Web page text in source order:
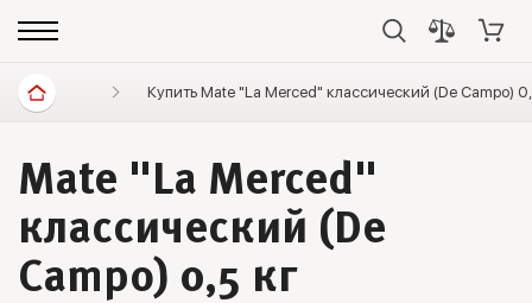
Диетические продукты Элитный чай Мате
Купить Mate "La Merced" классический (De Campo)
Mate "La Merced"
классический (De
Campo) 0,5 кг